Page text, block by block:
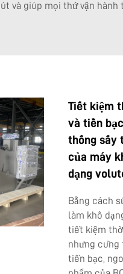
và giúp mọi thứ vận hành
Tiết kiệm
và tiền
thống sấy
của máy
dạng
Bằng cách
làm khô
tiết kiệm
nhưng cũng
tiền bạc,